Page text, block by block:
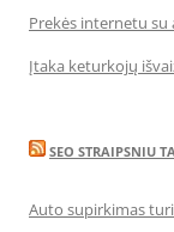
Prekės internetu su
Įtaka keturkojų
SEO STRAIPSNIU
Auto supirkimas